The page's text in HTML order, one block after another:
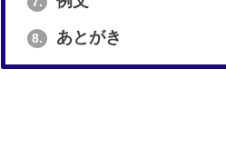
8. あとがき